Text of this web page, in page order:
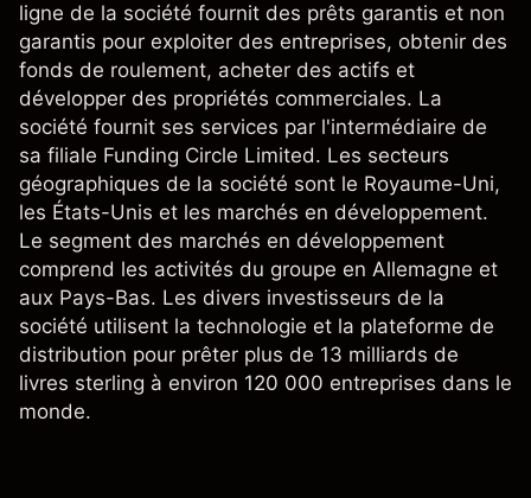
ligne de la société fournit des prêts garantis et non
garantis pour exploiter des entreprises, obtenir des
fonds de roulement, acheter des actifs et
développer des propriétés commerciales. La
société fournit ses services par l'intermédiaire de
sa filiale Funding Circle Limited. Les secteurs
géographiques de la société sont le Royaume-Uni,
les États-Unis et les marchés en développement.
Le segment des marchés en développement
comprend les activités du groupe en Allemagne et
aux Pays-Bas. Les divers investisseurs de la
société utilisent la technologie et la plateforme de
distribution pour prêter plus de 13 milliards de
livres sterling à environ 120 000 entreprises dans le
monde.